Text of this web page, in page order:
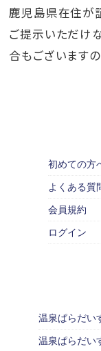
鹿児島県在住が
ご提示いただけ
合もございます
初めての方
よくある質
会員規約
ログイン
温泉ぱらだい
温泉ぱらだい